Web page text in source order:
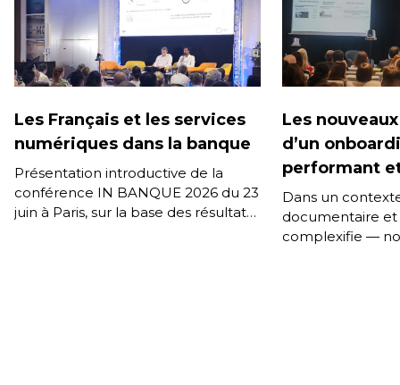
Les Français et les services
numériques dans la banque
Présentation introductive de la
conférence IN BANQUE 2026 du 23
juin à Paris, sur la base des résultats
Les
d’un
performant
Dans un
documentaire et
complexifie —